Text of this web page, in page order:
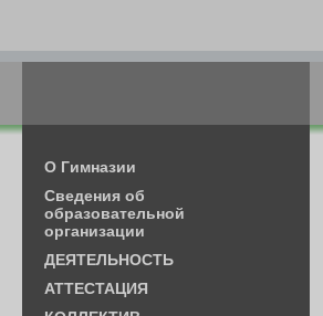
О Гимназии
Cведения об
образовательной
организации
ДЕЯТЕЛЬНОСТЬ
АТТЕСТАЦИЯ